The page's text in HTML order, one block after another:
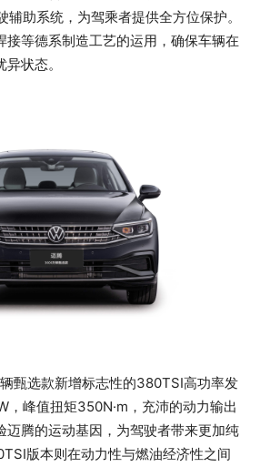
助系统，为驾乘者提供全方位保护。
接等德系制造工艺的运用，确保车辆在
状态。
甄选款新增标志性的380TSI高功率发
，峰值扭矩350N·m，充沛的动力输出
迈腾的运动基因，为驾驶者带来更加纯
版本则在动力性与燃油经济性之间